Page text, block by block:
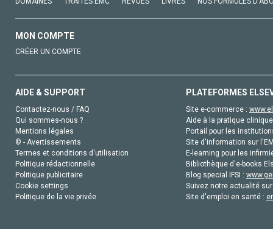
MON COMPTE
CRÉER UN COMPTE
AIDE & SUPPORT
Contactez-nous / FAQ
Qui sommes-nous ?
Mentions légales
© - Avertissements
Termes et conditions d'utilisation
Politique rédactionnelle
Politique publicitaire
Cookie settings
Politique de la vie privée
PLATEFORMES
Site e-commerce :
Aide à la pratique
Portail pour les
Site d'information sur
E-learning pour les
Bibliothèque d'e-books
Blog special IFSI :
Suivez notre actualité
Site d'emploi en santé :